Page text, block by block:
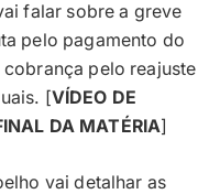
falar sobre a greve
pelo pagamento do
pelo reajuste
[VÍDEO DE
DA MATÉRIA]
vai detalhar as